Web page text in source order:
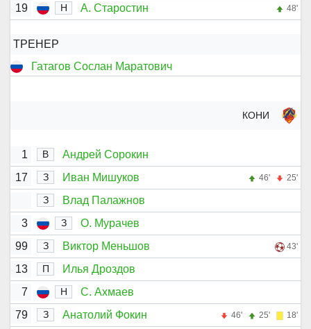
19
Н А. Старостин 48'
ТРЕНЕР
Гатагов Сослан Маратович
КОНИ
1 В
Андрей Сорокин
17
З Иван Мишуков 46' 25'
З
Влад Палажнов
3
З
О. Мурачев
99
З Виктор Меньшов 43'
13 П
Илья Дроздов
7
Н
С. Ахмаев
79
З Анатолий Фокин 46' 25' 18'